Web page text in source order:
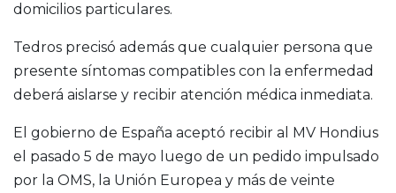
domicilios particulares.
Tedros precisó además que cualquier persona que
presente síntomas compatibles con la enfermedad
deberá aislarse y recibir atención médica inmediata.
El gobierno de España aceptó recibir al MV Hondius
el pasado 5 de mayo luego de un pedido impulsado
por la OMS, la Unión Europea y más de veinte